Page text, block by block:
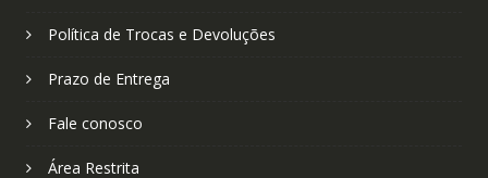
Política de Trocas e Devoluções
Prazo de Entrega
Fale conosco
Área Restrita